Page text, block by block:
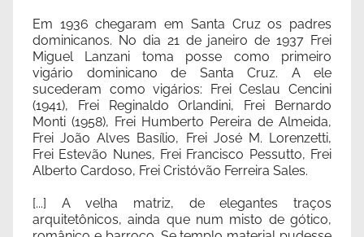
Em 1936 chegaram em Santa Cruz os padres
dominicanos. No dia 21 de janeiro de 1937 Frei
Miguel Lanzani toma posse como primeiro
vigário dominicano de Santa Cruz. A ele
sucederam como vigários: Frei Ceslau Cencini
(1941), Frei Reginaldo Orlandini, Frei Bernardo
Monti (1958), Frei Humberto Pereira de Almeida,
Frei João Alves Basílio, Frei José M. Lorenzetti,
Frei Estevão Nunes, Frei Francisco Pessutto, Frei
Alberto Cardoso, Frei Cristóvão Ferreira Sales.
[...] A velha matriz, de elegantes traços
arquitetônicos, ainda que num misto de gótico,